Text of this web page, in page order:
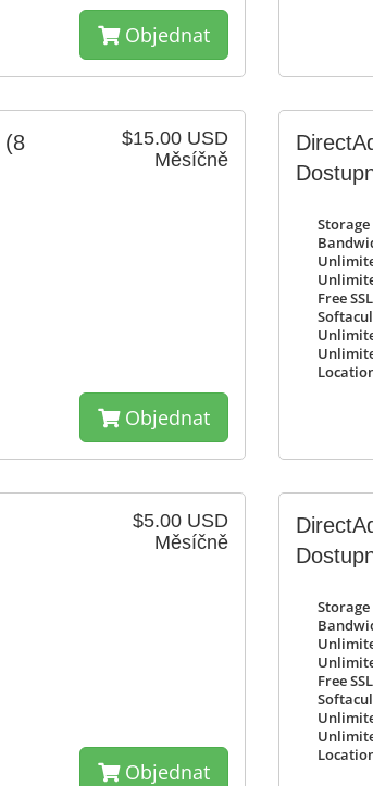
Objednat
$15.00 USD
Měsíčně
(8
Objednat
Storage
Free
$5.00 USD
Měsíčně
Objednat
Storage
Free